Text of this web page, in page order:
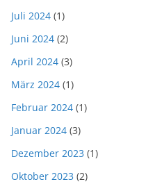
Juli 2024 (1)
Juni 2024 (2)
April 2024 (3)
März 2024 (1)
Februar 2024 (1)
Januar 2024 (3)
Dezember 2023 (1)
Oktober 2023 (2)